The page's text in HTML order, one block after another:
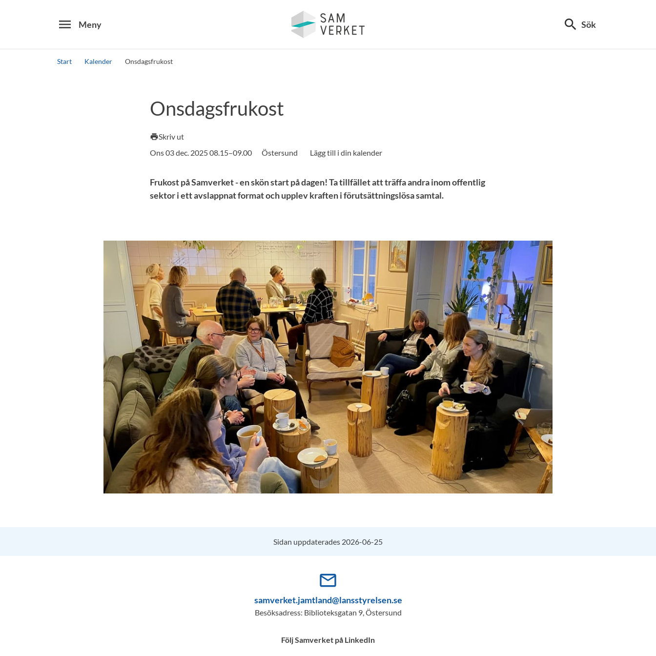
menu Meny search Sök
Start Kalender Onsdagsfrukost
Onsdagsfrukost
printSkriv ut
Ons 03 dec. 2025 08.15–09.00
Östersund
Frukost på Samverket - en skön start på dagen! Ta tillfället att träffa andra inom offentlig
sektor i ett avslappnat format och upplev kraften i förutsättningslösa samtal.
Sidan uppdaterades 2026-06-25
mail_outline
samverket.jamtland@lansstyrelsen.se
Besöksadress: Biblioteksgatan 9, Östersund
Följ Samverket på LinkedIn